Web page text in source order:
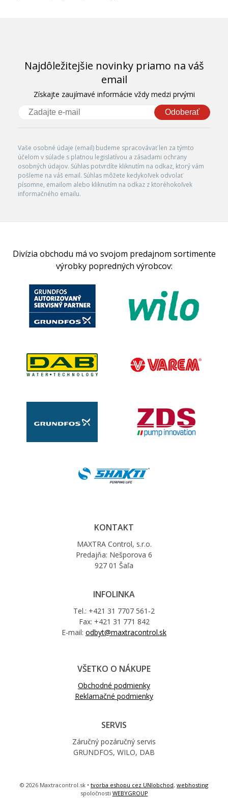
Najdôležitejšie novinky priamo na váš
email
Získajte zaujímavé informácie vždy medzi prvými
Odoberať
Vaše osobné údaje (email) budeme spracovávať len za týmto
účelom v súlade s platnou legislatívou a zásadami ochrany
osobných údajov. Súhlas potvrdíte kliknutím na odkaz, ktorý vám
pošleme na váš email. Súhlas môžete kedykoľvek odvolať
písomne, emailom alebo kliknutím na odkaz z ktoréhokoľvek
informačného emailu.
Divízia obchodu má vo svojom predajnom sortimente
výrobky popredných výrobcov:
KONTAKT
MAXTRA Control, s.r.o.
Predajňa: Nešporova 6
927 01 Šaľa
INFOLINKA
Tel.: +421 31 7707 561-2
Fax: +421 31 771 842
E-mail: odbyt@maxtracontrol.sk
VŠETKO O NÁKUPE
Obchodné podmienky
Reklamačné podmienky
SERVIS
Záručný pozáručný servis
GRUNDFOS, WILO, DAB
© 2026 Maxtracontrol.sk • tvorba eshopu cez UNIobchod, webhosting
spoločnosti WEBYGROUP